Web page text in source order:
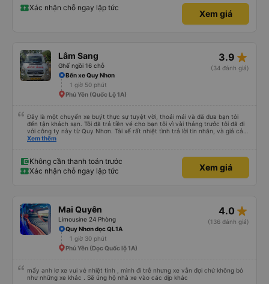
Xác nhận chỗ ngay lập tức
Xem giá
Lâm Sang
Ghế ngồi 16 chỗ
3.9 star_rate
(34 đánh giá)
Bến xe Quy Nhơn
1 giờ 50 phút
Phú Yên (Quốc Lộ 1A)
Đây là một chuyến xe buýt thực sự tuyệt vời, thoải mái và đã đưa bạn tôi
đến tận khách sạn. Tôi đã trả tiền vé cho bạn tôi vì vài tháng trước tôi đã đi
với công ty này từ Quy Nhơn. Tài xế rất nhiệt tình trả lời tin nhắn, và giá cả
rất hợp lý, rẻ hơn so với các lựa chọn khác cho dịch vụ 5 sao. Rất đáng để
Xem thêm
Không cần thanh toán trước
Xác nhận chỗ ngay lập tức
Xem giá
Mai Quyên
Limousine 24 Phòng
4.0 star_rate
(136 đánh giá)
Quy Nhơn dọc QL1A
1 giờ 30 phút
Phú Yên (Dọc Quốc lộ 1A)
mấy anh lơ xe vui vẻ nhiệt tình , mình đi trễ nhưng xe vẫn đợi chứ không bỏ
như những xe khác . Sẽ ủng hộ nhà xe vào các dịp khác